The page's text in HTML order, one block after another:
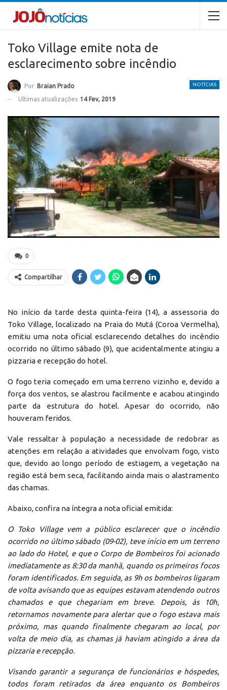
Toko Village emite nota de
esclarecimento sobre incêndio
NOTÍCIAS
Por Braian Prado
Ultimas atualizações 14 Fev, 2019
0
Compartilhar
No início da tarde desta quinta-feira (14), a assessoria do
Toko Village, localizado na Praia do Mutá (Coroa Vermelha),
emitiu uma nota oficial esclarecendo detalhes do incêndio
ocorrido no último sábado (9), que acidentalmente atingiu a
pizzaria e recepção do hotel.
O fogo teria começado em uma terreno vizinho e, devido a
força dos ventos, se alastrou facilmente e acabou atingindo
parte da estrutura do hotel. Apesar do ocorrido, não
houveram feridos.
Vale ressaltar à população a necessidade de redobrar as
atenções em relação a atividades que envolvam fogo, visto
que, devido ao longo período de estiagem, a vegetação na
região está bem seca, facilitando ainda mais o alastramento
das chamas.
Abaixo, confira na íntegra a nota oficial emitida:
O Toko Village vem a público esclarecer que o incêndio
ocorrido no último sábado (09-02), teve início em um terreno
ao lado do Hotel, e que o Corpo de Bombeiros foi acionado
imediatamente as 8:30 da manhã, quando os primeiros focos
foram identificados. Em seguida, as 9h os bombeiros ligaram
de volta avisando que as equipes estavam atendendo outros
chamados e que chegariam em breve. Depois, às 10h,
retornamos novamente para alertar que o fogo estava mais
próximo, mas quando finalmente chegaram ao local, por
volta de meio dia, as chamas já haviam atingido a área da
pizzaria e recepção.
Visando garantir a segurança de funcionários e hóspedes,
todos foram retirados da área enquanto os Bombeiros